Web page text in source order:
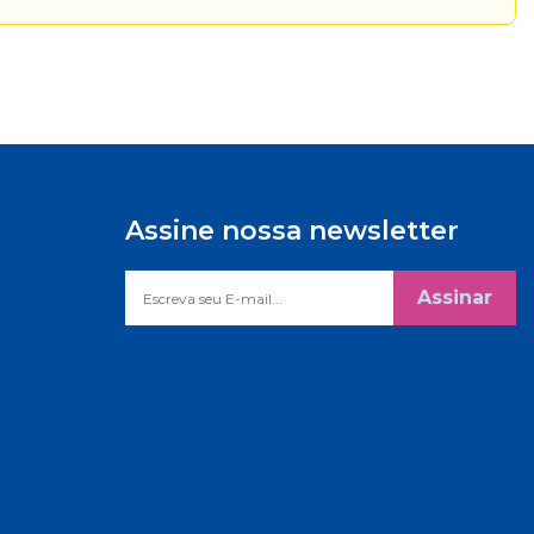
Assine nossa newsletter
Assinar